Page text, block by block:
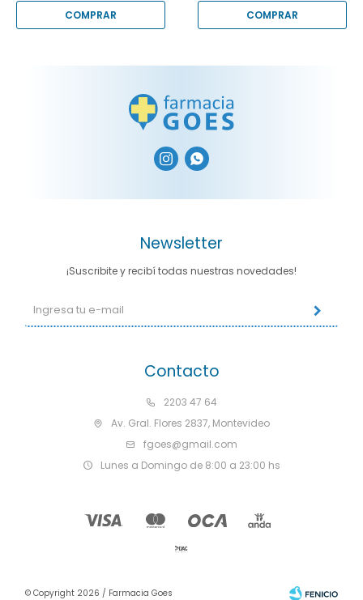
 
Contacto
2203 47 64
Av. Gral. Flores 2837, Montevideo
fgoes@gmail.com
Lunes a Domingo de 8:00 a 23:00 hs
Newsletter
¡Suscribite y recibí todas nuestras novedades!
© Copyright 2026 / Farmacia Goes